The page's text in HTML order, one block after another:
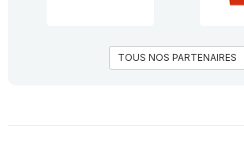
TOUS NOS PARTENAIRES